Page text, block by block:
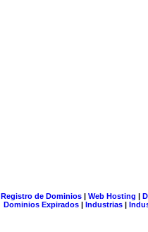
Registro de Dominios| Web Hosting |
Dominios Expirados | Industrias |